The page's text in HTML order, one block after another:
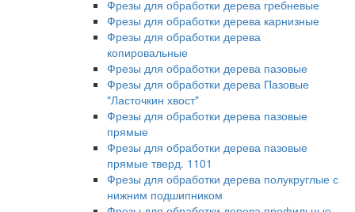
Фрезы для обработки дерева гребневые
Фрезы для обработки дерева карнизные
Фрезы для обработки дерева
копировальные
Фрезы для обработки дерева пазовые
Фрезы для обработки дерева Пазовые
"Ласточкин хвост"
Фрезы для обработки дерева пазовые
прямые
Фрезы для обработки дерева пазовые
прямые тверд. 1101
Фрезы для обработки дерева полукруглые с
нижним подшипником